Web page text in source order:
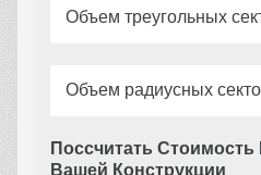
Объем треугольных
Объем радиусных
Поссчитать Стоимость
Вашей Конструкции